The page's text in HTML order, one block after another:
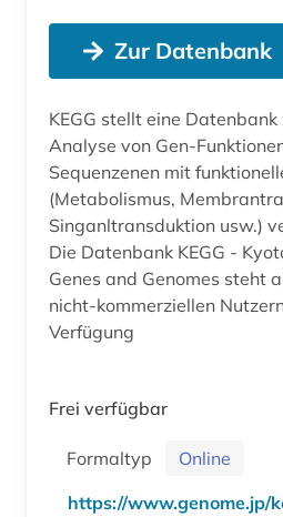
Zur Datenbank
KEGG stellt eine
Analyse von Gen-
Sequenzenen mit
(Metabolismus,
Singanltransduktion usw.)
Die Datenbank KEGG -
Genes and Genomes steht
nicht-kommerziellen
Verfügung
Frei verfügbar
Formaltyp
Online
https://www.genome.jp/